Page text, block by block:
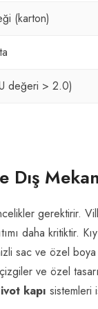
(karton)
değeri > 2.0)
Dış
gerektirir.
daha kritiktir.
sac ve özel boya
ve özel
kapı sistemleri